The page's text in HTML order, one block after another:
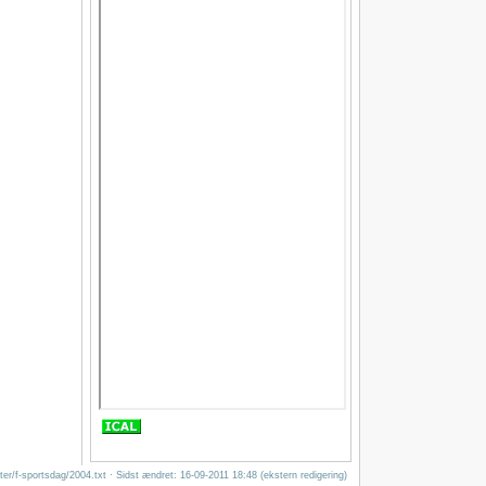
f-sportsdag/2004.txt· Sidst ændret: 16-09-2011 18:48 (ekstern redigering)